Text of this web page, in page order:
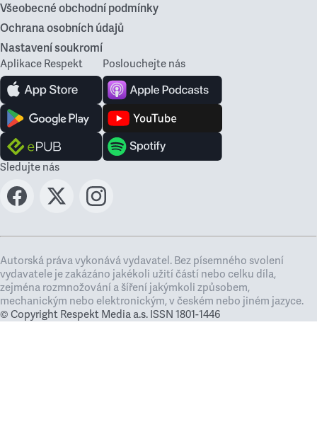
Všeobecné obchodní podmínky
Ochrana osobních údajů
Nastavení soukromí
Aplikace Respekt Poslouchejte nás
Sledujte nás
Autorská práva vykonává vydavatel. Bez písemného svolení
vydavatele je zakázáno jakékoli užití částí nebo celku díla,
zejména rozmnožování a šíření jakýmkoli způsobem,
mechanickým nebo elektronickým, v českém nebo jiném jazyce.
© Copyright Respekt Media a.s. ISSN 1801-1446